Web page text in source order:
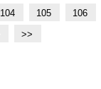
104 105
106
>>